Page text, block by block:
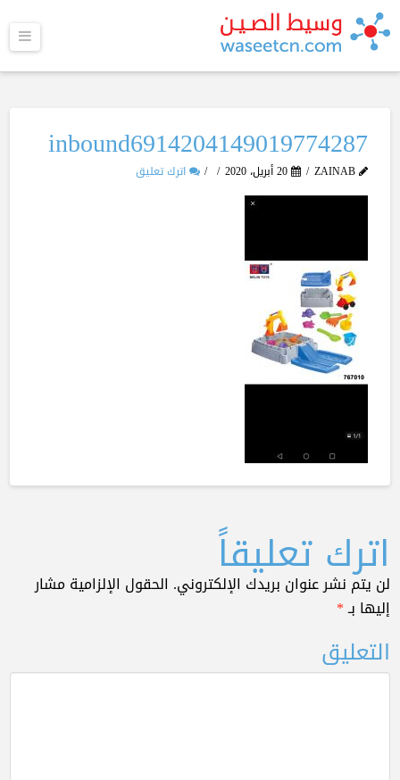
inbound6914204149019774287
ZAINAB 20 أبريل، 2020 اترك تعليق
اترك تعليقاً
لن يتم نشر عنوان بريدك الإلكتروني. الحقول الإلزامية مشار
إليها بـ*
التعليق